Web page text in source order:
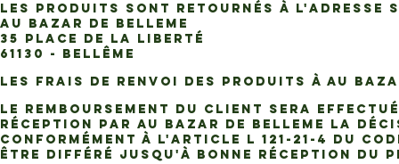
Les Produits sont retournés à l'adresse
AU BAZAR DE BELLEME
35 Place de la Liberté
61130 - Bellême
Les frais de renvoi des Produits à AU
Le remboursement du Client sera
réception par AU BAZAR DE BELLEME la
conformément à l'article L 121-21-4 du
être différé jusqu'à bonne réception du